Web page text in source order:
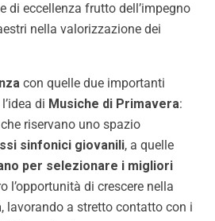
di eccellenza frutto dell’impegno
nella valorizzazione dei
con quelle due importanti
di Musiche di Primavera:
riservano uno spazio
sinfonici giovanili, a quelle
per selezionare i migliori
l’opportunità di crescere nella
, lavorando a stretto contatto con i